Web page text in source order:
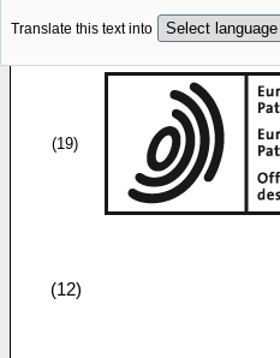
Translate this text into
(19)
(12)